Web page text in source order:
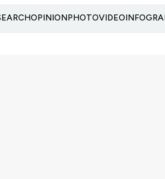
OPINIONPHOTOVIDEO